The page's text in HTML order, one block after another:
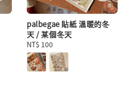
palbegae 貼紙 溫暖的冬
天 / 某個冬天
Regular
price
NT$ 100